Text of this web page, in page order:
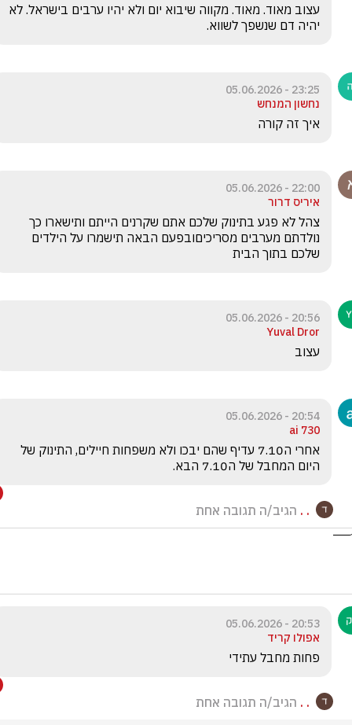
יהיה דם שנשפך לשווא.
23:25 - 05.06.2026
נחשון המנחש
איך זה קורה
22:00 - 05.06.2026
איריס דרור
שלכם בתוך הבית
20:56 - 05.06.2026
Yuval Dror
עצוב
20:54 - 05.06.2026
ai 730
היום המחבל של ה7.10 הבא.
. . הגיב/ה תגובה אחת
20:53 - 05.06.2026
אפולו קריד
פחות מחבל עתידי
. . הגיב/ה תגובה אחת